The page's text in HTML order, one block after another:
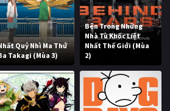
Quỷ Nhì Ma Thứ
Takagi (Mùa 3)
Bên Trong Những
Nhà Tù Khốc Liệt
Nhất Thế Giới (Mùa
2)